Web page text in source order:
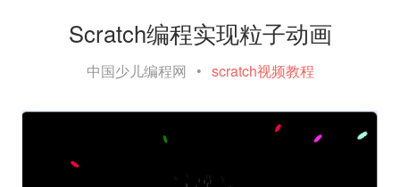
Scratch编程实现粒子动画
中国少儿编程网 • scratch视频教程